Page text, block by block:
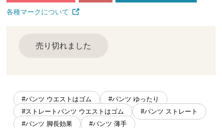
各種マークについて
売り切れました
#パンツ ウエストはゴム
#パンツ ゆったり
#ストレートパンツ ウエストはゴム
#パンツ ストレート
#パンツ 脚長効果
#パンツ 薄手